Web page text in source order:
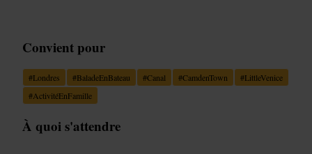
Convient pour
#Londres #BaladeEnBateau #Canal #CamdenTown #LittleVenice
#ActivitéEnFamille
À quoi s'attendre